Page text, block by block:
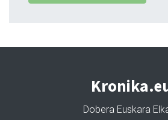
Dobera Euskara